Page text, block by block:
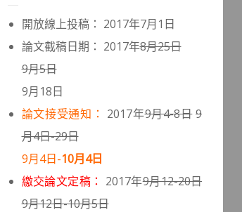
開放線上投稿： 2017年7月1日
論文截稿日期： 2017年8月25日
9月5日
9月18日
論文接受通知： 2017年9月4-8日 9
月4日-29日
9月4日-10月4日
繳交論文定稿： 2017年9月12-20日
9月12日-10月5日